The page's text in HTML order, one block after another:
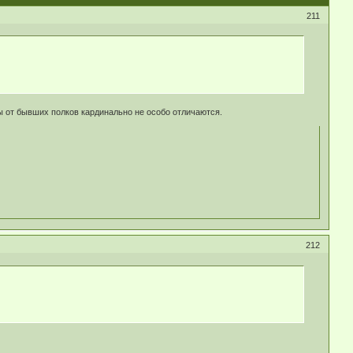
211
бывших полков кардинально не особо отличаются.
212